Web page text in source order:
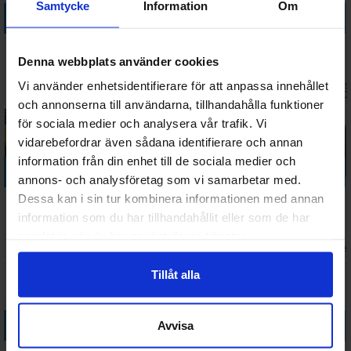
Samtycke Information Om
Denna webbplats använder cookies
Vi använder enhetsidentifierare för att anpassa innehållet
och annonserna till användarna, tillhandahålla funktioner
för sociala medier och analysera vår trafik. Vi
vidarebefordrar även sådana identifierare och annan
information från din enhet till de sociala medier och
annons- och analysföretag som vi samarbetar med.
Dessa kan i sin tur kombinera informationen med annan
information som du har tillhandahållit eller som de har
Tillåt alla
Avvisa
Köp
Brettspill
159 SEKVäntas in:
2026-08-27
Brädspel -
Svensk
418 SEK I lager:19
Climate
Brädspel
798 SEKVäntas in:
2026-09-30
Köp
498 SEK2026-
Köp
Everdell
Brädspel
Köp
Azul Duel
Brädspel
Köp
Cartographers
Brädspel
Köp
Exploding
Kittens NSFW
Engelsk I